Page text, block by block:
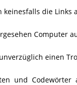
keinesfalls die
Computer
einen
und Codewörter